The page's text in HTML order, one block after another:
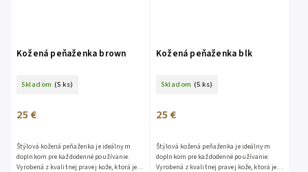
Kožená peňaženka brown
Skladom (5 ks)
25 €
Štýlová kožená peňaženka je ideálnym
doplnkom pre každodenné používanie.
Vyrobená z kvalitnej pravej kože, ktorá je
Kožená peňaženka blk
Skladom (5 ks)
25 €
Štýlová kožená peňaženka je ideálnym
doplnkom pre každodenné používanie.
Vyrobená z kvalitnej pravej kože, ktorá je